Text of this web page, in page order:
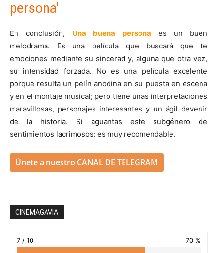
persona'
En conclusión, Una buena persona es un buen
melodrama. Es una película que buscará que te
emociones mediante su sincerad y, alguna que otra vez,
su intensidad forzada. No es una película excelente
porque resulta un pelín anodina en su puesta en escena
y en el montaje musical; pero tiene unas interpretaciones
maravillosas, personajes interesantes y un ágil devenir
de la historia. Si aguantas este subgénero de
sentimientos lacrimosos: es muy recomendable.
Únete a nuestro CANAL DE TELEGRAM
CINEMAGAVIA
7 / 10 70 %